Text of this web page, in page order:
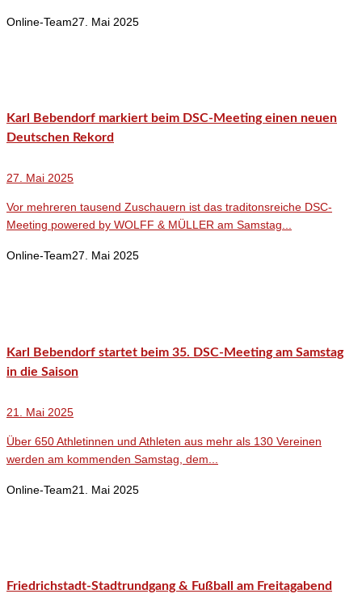
Online-Team27. Mai 2025
Karl Bebendorf markiert beim DSC-Meeting einen neuen
Deutschen Rekord
27. Mai 2025
Vor mehreren tausend Zuschauern ist das traditonsreiche DSC-
Meeting powered by WOLFF & MÜLLER am Samstag...
Online-Team27. Mai 2025
Karl Bebendorf startet beim 35. DSC-Meeting am Samstag
in die Saison
21. Mai 2025
Über 650 Athletinnen und Athleten aus mehr als 130 Vereinen
werden am kommenden Samstag, dem...
Online-Team21. Mai 2025
Friedrichstadt-Stadtrundgang & Fußball am Freitagabend